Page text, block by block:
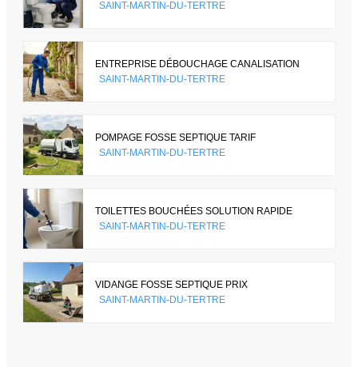
SAINT-MARTIN-DU-TERTRE
ENTREPRISE DÉBOUCHAGE CANALISATION
SAINT-MARTIN-DU-TERTRE
POMPAGE FOSSE SEPTIQUE TARIF
SAINT-MARTIN-DU-TERTRE
TOILETTES BOUCHÉES SOLUTION RAPIDE
SAINT-MARTIN-DU-TERTRE
VIDANGE FOSSE SEPTIQUE PRIX
SAINT-MARTIN-DU-TERTRE